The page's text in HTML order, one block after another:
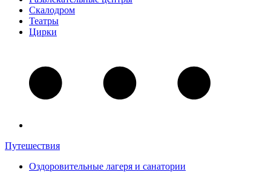
Скалодром
Театры
Цирки
Путешествия
Оздоровительные лагеря и санатории